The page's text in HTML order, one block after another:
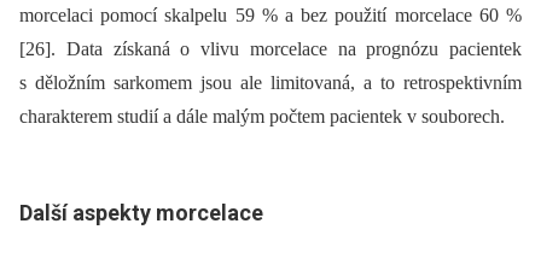
morcelaci pomocí skalpelu 59 % a bez použití morcelace 60 %
[26]. Data získaná o vlivu morcelace na prognózu pacientek
s děložním sarkomem jsou ale limitovaná, a to retrospektivním
charakterem studií a dále malým počtem pacientek v souborech.
Další aspekty morcelace